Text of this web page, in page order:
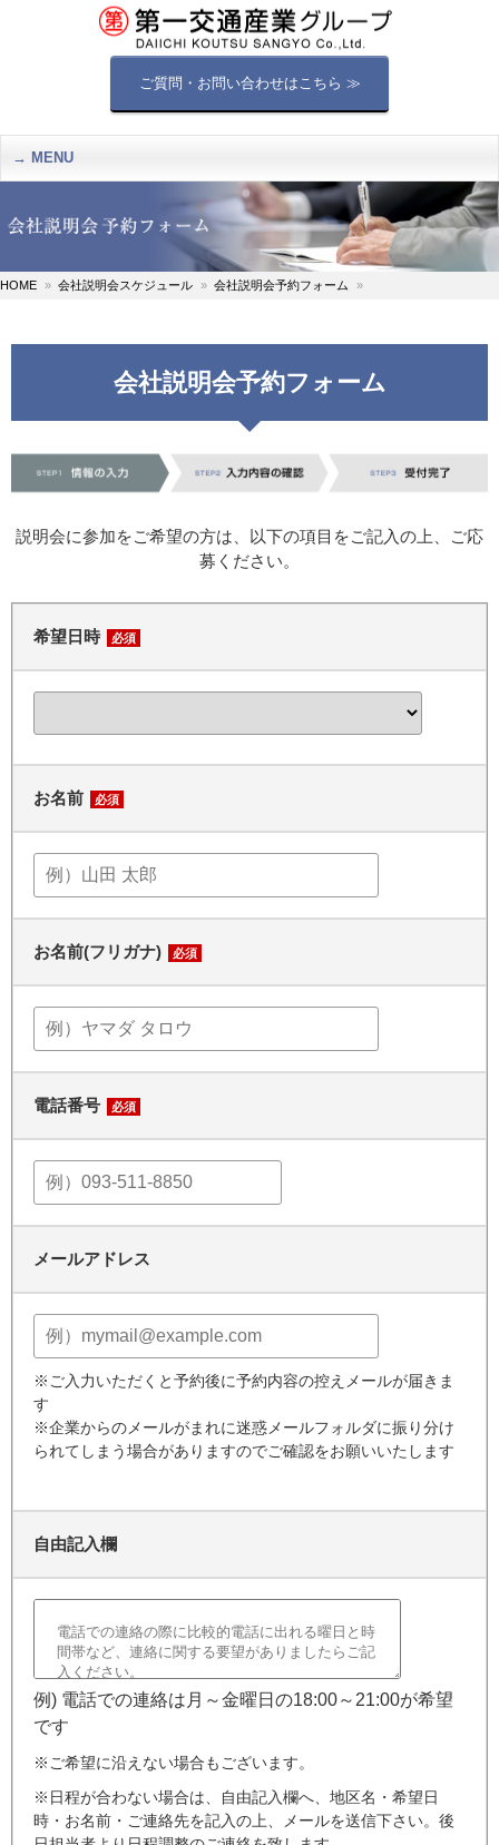
ご質問・お問い合わせはこちら ≫
MENU
HOME 会社説明会スケジュール 会社説明会予約フォーム
会社説明会予約フォーム
説明会に参加をご希望の方は、以下の項目をご記入の上、ご応
募ください。
希望日時 必須
お名前 必須
お名前(フリガナ) 必須
電話番号 必須
メールアドレス
※ご入力いただくと予約後に予約内容の控えメールが届きま
す
※企業からのメールがまれに迷惑メールフォルダに振り分け
られてしまう場合がありますのでご確認をお願いいたします
自由記入欄
例) 電話での連絡は月～金曜日の18:00～21:00が希望
です
※ご希望に沿えない場合もございます。
※日程が合わない場合は、自由記入欄へ、地区名・希望日
時・お名前・ご連絡先を記入の上、メールを送信下さい。後